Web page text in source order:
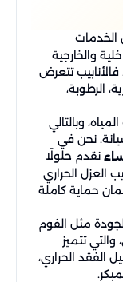
الخدمات
والخارجية
تتعرض
الرطوبة،
وبالتالي
نحن في
نقدم حلولًا
العزل الحراري
حماية كاملة
مثل الفوم
تتميز
الفقد الحراري،